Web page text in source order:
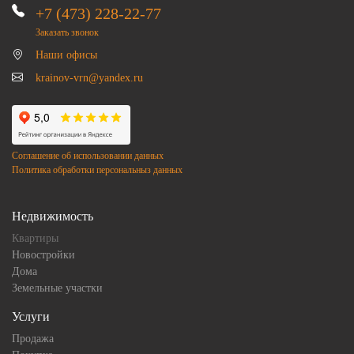
+7 (473) 228-22-77
Заказать звонок
Наши офисы
krainov-vrn@yandex.ru
Соглашение об использовании данных
Политика обработки персональныз данных
Недвижимость
Квартиры
Новостройки
Дома
Земельные участки
Услуги
Продажа